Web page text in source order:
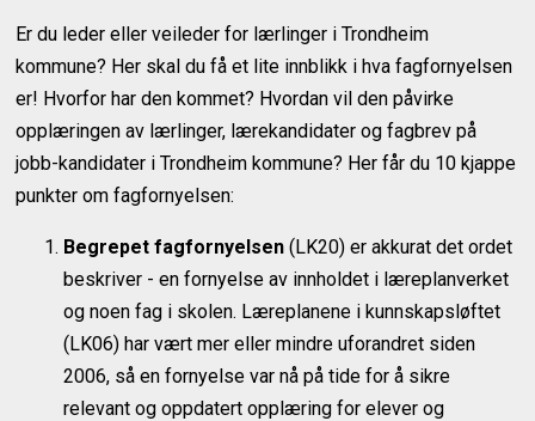
Er du leder eller veileder for lærlinger i Trondheim
kommune? Her skal du få et lite innblikk i hva fagfornyelsen
er! Hvorfor har den kommet? Hvordan vil den påvirke
opplæringen av lærlinger, lærekandidater og fagbrev på
jobb-kandidater i Trondheim kommune? Her får du 10 kjappe
punkter om fagfornyelsen:
Begrepet fagfornyelsen (LK20) er akkurat det ordet
beskriver - en fornyelse av innholdet i læreplanverket
og noen fag i skolen. Læreplanene i kunnskapsløftet
(LK06) har vært mer eller mindre uforandret siden
2006, så en fornyelse var nå på tide for å sikre
relevant og oppdatert opplæring for elever og